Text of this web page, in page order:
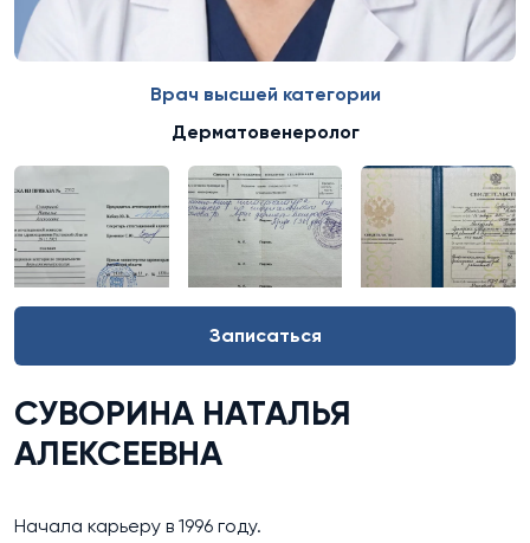
Врач высшей категории
Дерматовенеролог
Записаться
СУВОРИНА НАТАЛЬЯ
АЛЕКСЕЕВНА
Начала карьеру в 1996 году.